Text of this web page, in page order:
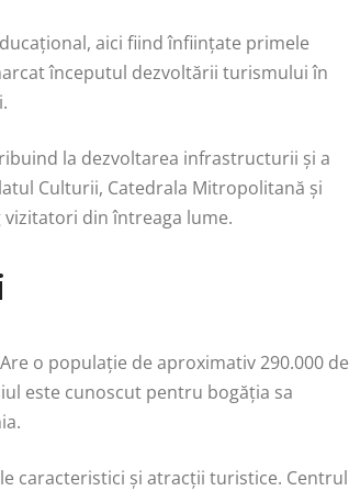
aici fiind înființate primele
începutul dezvoltării turismului în
la dezvoltarea infrastructurii și a
Culturii, Catedrala Mitropolitană și
din întreaga lume.
o populație de aproximativ 290.000 de
este cunoscut pentru bogăția sa
caracteristici și atracții turistice. Centrul